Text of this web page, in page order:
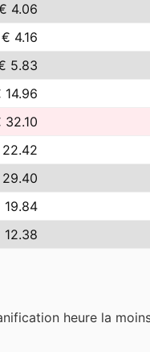
4.06
€ 4.16
5.83
14.96
32.10
19.84
12.38
heure la